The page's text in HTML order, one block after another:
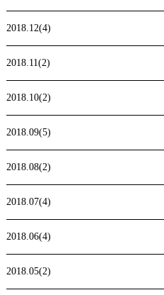
2018.12(4)
2018.11(2)
2018.10(2)
2018.09(5)
2018.08(2)
2018.07(4)
2018.06(4)
2018.05(2)